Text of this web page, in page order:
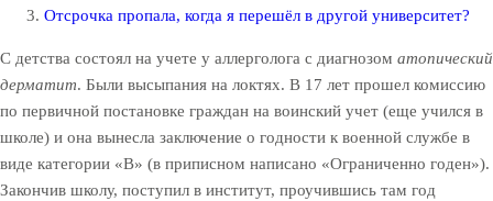
Отсрочка пропала, когда я перешёл в другой университет?
С детства состоял на учете у аллерголога с диагнозом атопический
дерматит. Были высыпания на локтях. В 17 лет прошел комиссию
по первичной постановке граждан на воинский учет (еще учился в
школе) и она вынесла заключение о годности к военной службе в
виде категории «В» (в приписном написано «Ограниченно годен»).
Закончив школу, поступил в институт, проучившись там год